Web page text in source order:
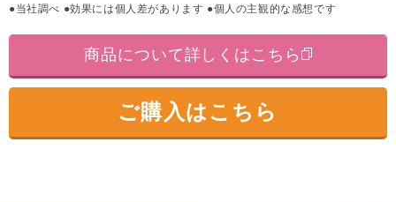
●当社調べ ●効果には個人差があります ●個人の主観的な感想です
商品について詳しくはこちら
ご購入はこちら